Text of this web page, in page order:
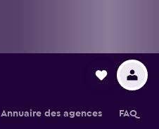
Annuaire des agences FAQ